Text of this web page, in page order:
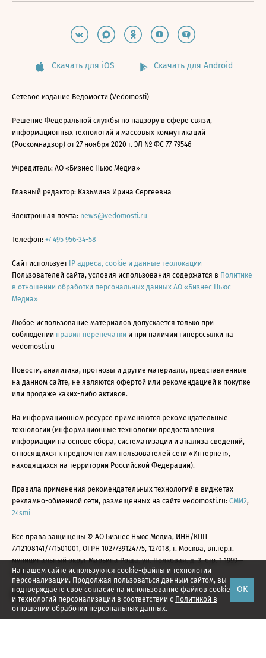
На нашем сайте используются cookie-файлы и технологии
персонализации. Продолжая пользоваться данным сайтом, вы
подтверждаете свое согласие на использование файлов cookie
и технологий персонализации в соответствии с Политикой в
отношении обработки персональных данных.
ОК
Скачать для iOS Скачать для Android
Сетевое издание Ведомости (Vedomosti)
Решение Федеральной службы по надзору в сфере связи,
информационных технологий и массовых коммуникаций
(Роскомнадзор) от 27 ноября 2020 г. ЭЛ № ФС 77-79546
Учредитель: АО «Бизнес Ньюс Медиа»
Главный редактор: Казьмина Ирина Сергеевна
Электронная почта: news@vedomosti.ru
Телефон: +7 495 956-34-58
Сайт использует IP адреса, cookie и данные геолокации
Пользователей сайта, условия использования содержатся в Политике
в отношении обработки персональных данных АО «Бизнес Ньюс
Медиа»
Любое использование материалов допускается только при
соблюдении правил перепечатки и при наличии гиперссылки на
vedomosti.ru
Новости, аналитика, прогнозы и другие материалы, представленные
на данном сайте, не являются офертой или рекомендацией к покупке
или продаже каких-либо активов.
На информационном ресурсе применяются рекомендательные
технологии (информационные технологии предоставления
информации на основе сбора, систематизации и анализа сведений,
относящихся к предпочтениям пользователей сети «Интернет»,
находящихся на территории Российской Федерации).
Правила применения рекомендательных технологий в виджетах
рекламно-обменной сети, размещенных на сайте vedomosti.ru: СМИ2,
24smi
Все права защищены © АО Бизнес Ньюс Медиа, ИНН/КПП
7712108141/771501001, ОГРН 1027739124775, 127018, г. Москва, вн.тер.г.
муниципальный округ Марьина Роща, ул. Полковая, д. 3, стр. 1 1999—
2026